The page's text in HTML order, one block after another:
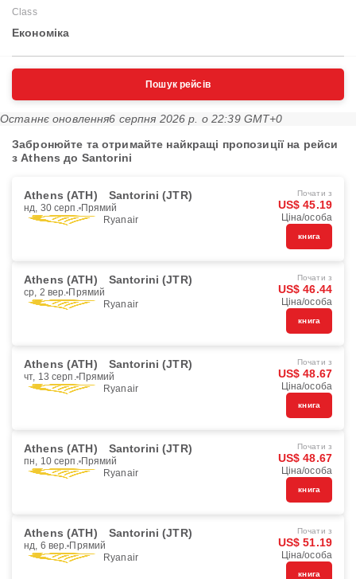
Class
Економіка
Пошук рейсів
Останнє оновлення6 серпня 2026 р. о 22:39 GMT+0
Забронюйте та отримайте найкращі пропозиції на рейси
з Athens до Santorini
Athens (ATH) Santorini (JTR)
нд, 30 серп. Прямий
Ryanair
Почати з
US$ 45.19
Ціна/особа
книга
Athens (ATH) Santorini (JTR)
ср, 2 вер. Прямий
Ryanair
Почати з
US$ 46.44
Ціна/особа
книга
Athens (ATH) Santorini (JTR)
чт, 13 серп. Прямий
Ryanair
Почати з
US$ 48.67
Ціна/особа
книга
Athens (ATH) Santorini (JTR)
пн, 10 серп. Прямий
Ryanair
Почати з
US$ 48.67
Ціна/особа
книга
Athens (ATH) Santorini (JTR)
нд, 6 вер. Прямий
Ryanair
Почати з
US$ 51.19
Ціна/особа
книга